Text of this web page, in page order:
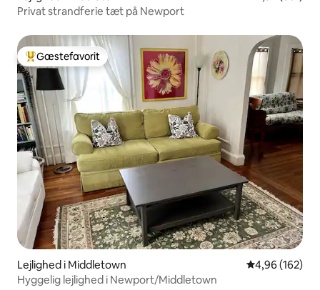
Privat strandferie tæt på Newport
Bedste gæstefavorit
Gæstefavorit
Lejlighed i Middletown 4,96 ud af 5 i
4,96 (162)
Hyggelig lejlighed i Newport/Middletown